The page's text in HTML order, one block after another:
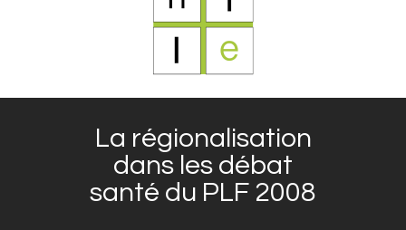
La régionalisation
dans les débat
santé du PLF 2008